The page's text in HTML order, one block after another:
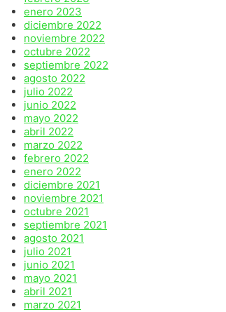
enero 2023
diciembre 2022
noviembre 2022
octubre 2022
septiembre 2022
agosto 2022
julio 2022
junio 2022
mayo 2022
abril 2022
marzo 2022
febrero 2022
enero 2022
diciembre 2021
noviembre 2021
octubre 2021
septiembre 2021
agosto 2021
julio 2021
junio 2021
mayo 2021
abril 2021
marzo 2021